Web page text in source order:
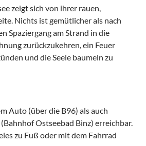
zeigt sich von ihrer rauen,
Nichts ist gemütlicher als nach
Spaziergang am Strand in die
zurückzukehren, ein Feuer
und die Seele baumeln zu
Auto (über die B96) als auch
Ostseebad Binz) erreichbar.
zu Fuß oder mit dem Fahrrad